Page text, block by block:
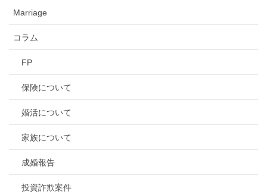
Marriage
コラム
FP
保険について
婚活について
家族について
成婚報告
投資詐欺案件